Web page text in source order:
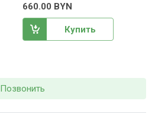
660.00 BYN
Купить
Позвонить